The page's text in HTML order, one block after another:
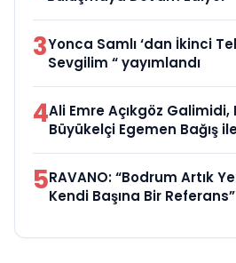
3Yonca Samlı ‘dan İkinci
Sevgilim “ yayımlandı
4Ali Emre Açıkgöz Galimidi,
Büyükelçi Egemen Bağış
5RAVANO: “Bodrum Artık
Kendi Başına Bir Referans”